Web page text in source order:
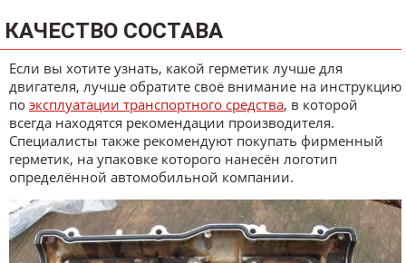
КАЧЕСТВО СОСТАВА
Если вы хотите узнать, какой герметик лучше для
двигателя, лучше обратите своё внимание на инструкцию
по эксплуатации транспортного средства, в которой
всегда находятся рекомендации производителя.
Специалисты также рекомендуют покупать фирменный
герметик, на упаковке которого нанесён логотип
определённой автомобильной компании.